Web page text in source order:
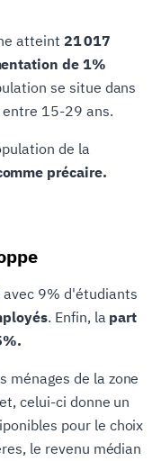
atteint 21 017
de 1%
se situe dans
15-29 ans.
de la
précaire.
avec 9% d'étudiants
. Enfin, la part
ménages de la zone
celui-ci donne un
pour le choix
le revenu médian